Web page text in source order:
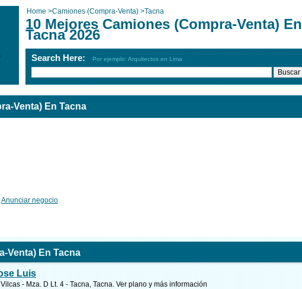
Home >Camiones (Compra-Venta) >Tacna
10 Mejores Camiones (Compra-Venta) En
Tacna 2026
Search Here: Por ejemplo: Arquitectos en Lima
Venta) En Tacna
Anunciar negocio
Venta) En Tacna
Luis
- Mza. D Lt. 4 - Tacna, Tacna. Ver plano y más información